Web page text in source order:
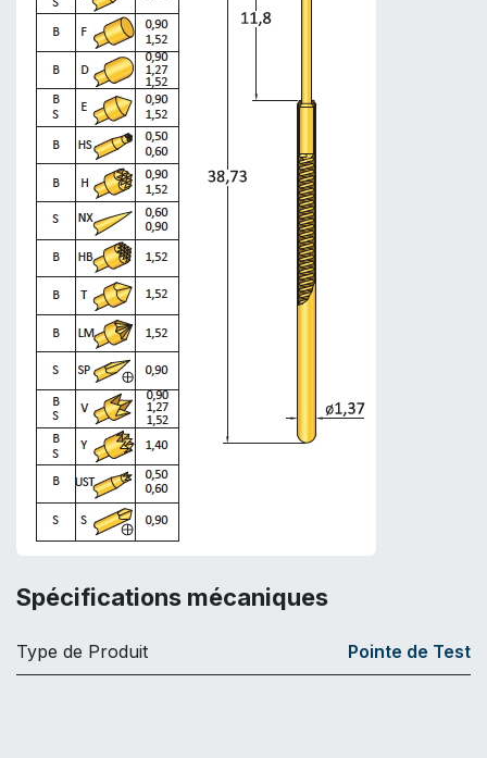
Spécifications mécaniques
Type de Produit Pointe de Test